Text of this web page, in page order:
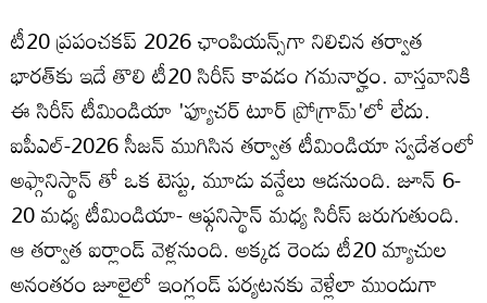
టీ20 ప్రపంచకప్ 2026 ఛాంపియన్స్‌గా నిలిచిన తర్వాత
భారత్‌కు ఇదే తొలి టీ20 సిరీస్ కావడం గమనార్హం. వాస్తవానికి
ఈ సిరీస్ టీమిండియా 'ఫ్యూచర్ టూర్ ప్రోగ్రామ్‌'లో లేదు.
ఐపీఎల్‌-2026 సీజ‌న్ ముగిసిన త‌ర్వాత టీమిండియా స్వదేశంలో
అఫ్గానిస్థాన్‌ తో ఒక టెస్టు, మూడు వ‌న్డేలు ఆడ‌నుంది. జూన్‌ 6-
20 మధ్య టీమిండియా- ఆఫ్గనిస్థాన్‌ మధ్య సిరీస్‌ జరుగుతుంది.
ఆ త‌ర్వాత ఐర్లాండ్ వెళ్లనుంది. అక్కడ రెండు టీ20 మ్యాచుల
అనంతరం జూలైలో ఇంగ్లండ్‌ పర్యటనకు వెళ్లేలా ముందుగా